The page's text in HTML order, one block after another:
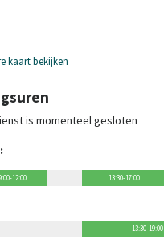
kaart bekijken
is momenteel gesloten
12:00 13:30-17:00
13:30-19:00